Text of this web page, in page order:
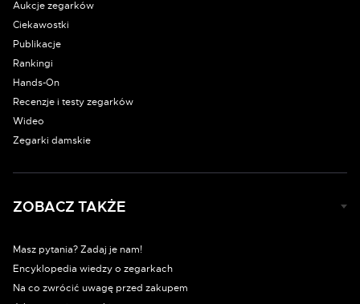
Aukcje zegarków
Ciekawostki
Publikacje
Rankingi
Hands-On
Recenzje i testy zegarków
Wideo
Zegarki damskie
ZOBACZ TAKŻE
Masz pytania? Zadaj je nam!
Encyklopedia wiedzy o zegarkach
Na co zwrócić uwagę przed zakupem